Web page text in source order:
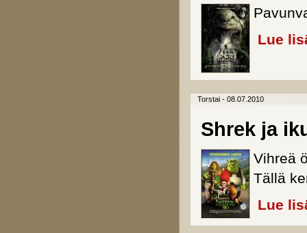
Lue
Torstai - 08.07.2010
Shrek ja
Vihreä
Tällä
Lue